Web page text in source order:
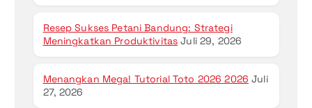
Resep Sukses Petani Bandung: Strategi
Meningkatkan Produktivitas Juli 29, 2026
Menangkan Mega! Tutorial Toto 2026 2026 Juli
27, 2026